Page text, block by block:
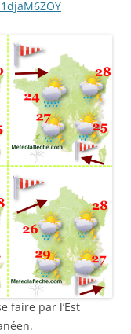
faire par l’Est